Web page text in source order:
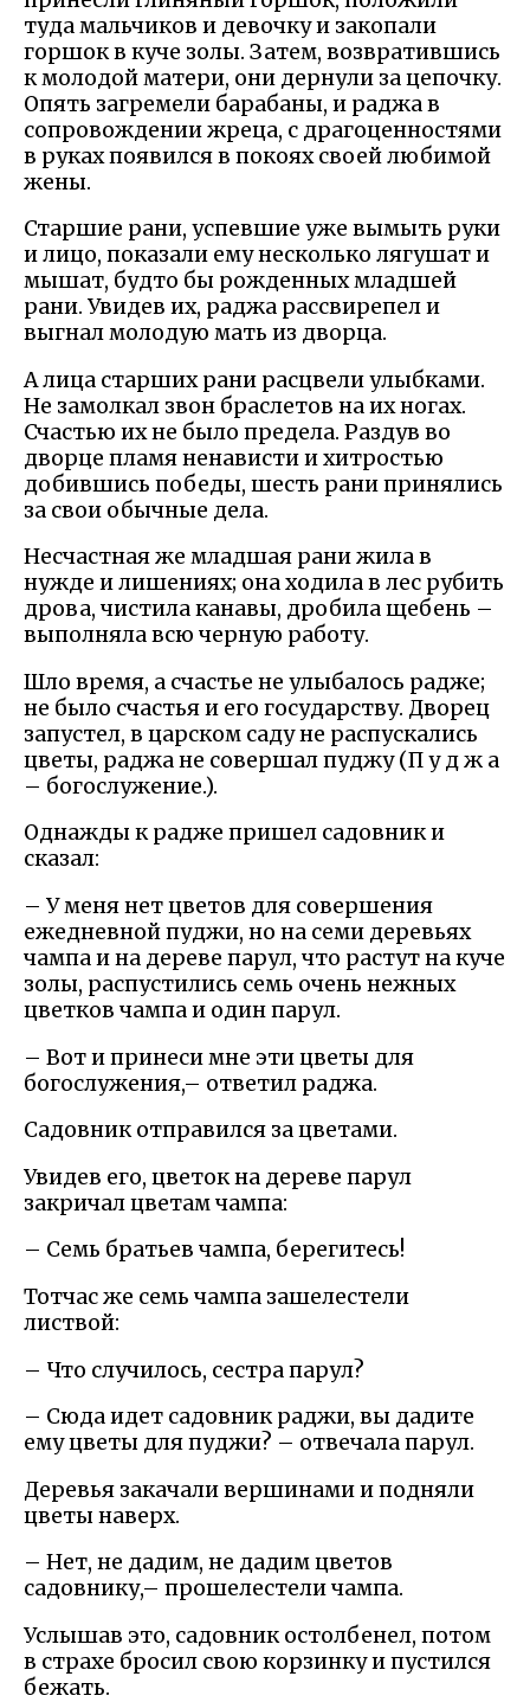
туда мальчиков и девочку и закопали
горшок в куче золы. Затем, возвратившись
к молодой матери, они дернули за цепочку.
Опять загремели барабаны, и раджа в
сопровождении жреца, с драгоценностями
в руках появился в покоях своей любимой
жены.
Старшие рани, успевшие уже вымыть руки
и лицо, показали ему несколько лягушат и
мышат, будто бы рожденных младшей
рани. Увидев их, раджа рассвирепел и
выгнал молодую мать из дворца.
А лица старших рани расцвели улыбками.
Не замолкал звон браслетов на их ногах.
Счастью их не было предела. Раздув во
дворце пламя ненависти и хитростью
добившись победы, шесть рани принялись
за свои обычные дела.
Несчастная же младшая рани жила в
нужде и лишениях; она ходила в лес рубить
дрова, чистила канавы, дробила щебень –
выполняла всю черную работу.
Шло время, а счастье не улыбалось радже;
не было счастья и его государству. Дворец
запустел, в царском саду не распускались
цветы, раджа не совершал пуджу (П у д ж а
– богослужение.).
Однажды к радже пришел садовник и
сказал:
– У меня нет цветов для совершения
ежедневной пуджи, но на семи деревьях
чампа и на дереве парул, что растут на куче
золы, распустились семь очень нежных
цветков чампа и один парул.
– Вот и принеси мне эти цветы для
богослужения,– ответил раджа.
Садовник отправился за цветами.
Увидев его, цветок на дереве парул
закричал цветам чампа:
– Семь братьев чампа, берегитесь!
Тотчас же семь чампа зашелестели
листвой:
– Что случилось, сестра парул?
– Сюда идет садовник раджи, вы дадите
ему цветы для пуджи? – отвечала парул.
Деревья закачали вершинами и подняли
цветы наверх.
– Нет, не дадим, не дадим цветов
садовнику,– прошелестели чампа.
Услышав это, садовник остолбенел, потом
в страхе бросил свою корзинку и пустился
бежать.